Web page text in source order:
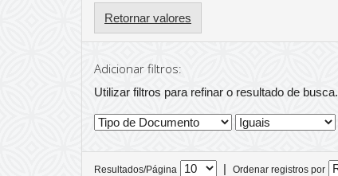
Retornar valores
Adicionar filtros:
Utilizar filtros para refinar o resultado de busca.
Resultados/Página | Ordenar registros por